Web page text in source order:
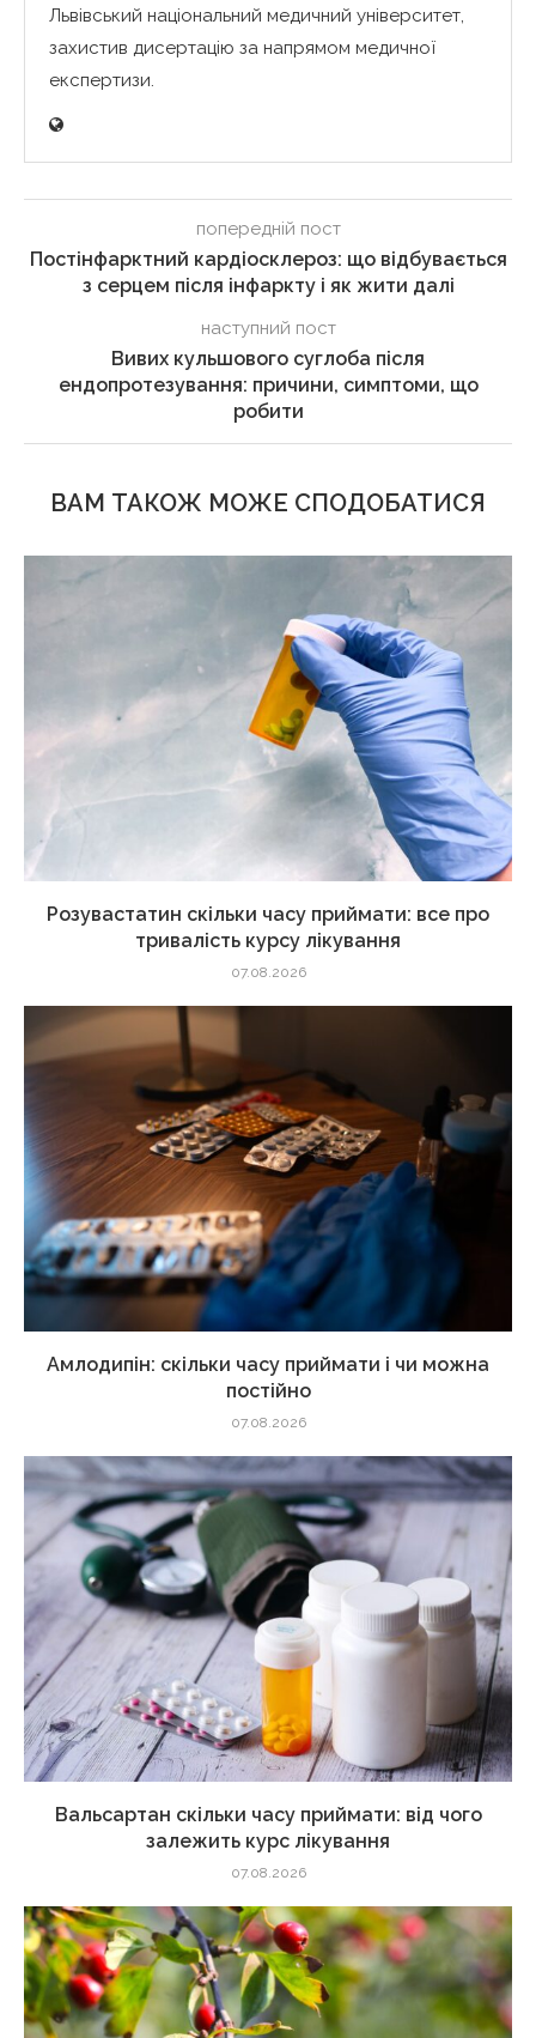
Львівський національний медичний університет,
захистив дисертацію за напрямом медичної
експертизи.
попередній пост
Постінфарктний кардіосклероз: що відбувається
з серцем після інфаркту і як жити далі
наступний пост
Вивих кульшового суглоба після
ендопротезування: причини, симптоми, що
робити
ВАМ ТАКОЖ МОЖЕ СПОДОБАТИСЯ
Розувастатин скільки часу приймати: все про
тривалість курсу лікування
07.08.2026
Амлодипін: скільки часу приймати і чи можна
постійно
07.08.2026
Вальсартан скільки часу приймати: від чого
залежить курс лікування
07.08.2026